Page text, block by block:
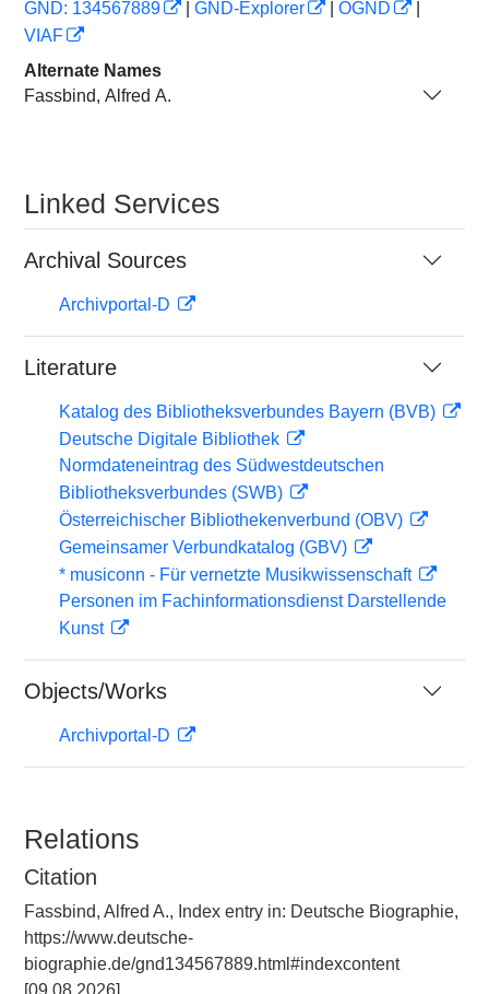
GND: 134567889
GND-Explorer OGND
VIAF
Alternate Names
Fassbind, Alfred A.
Linked Services
Archival Sources
Archivportal-D
Literature
Katalog des Bibliotheksverbundes Bayern (BVB)
Deutsche Digitale Bibliothek
Normdateneintrag des Südwestdeutschen
Bibliotheksverbundes (SWB)
Österreichischer Bibliothekenverbund (OBV)
Gemeinsamer Verbundkatalog (GBV)
* musiconn - Für vernetzte Musikwissenschaft
Personen im Fachinformationsdienst Darstellende
Kunst
Objects/Works
Archivportal-D
Relations
Citation
Fassbind, Alfred A., Index entry in: Deutsche Biographie,
https://www.deutsche-
biographie.de/gnd134567889.html#indexcontent
[09.08.2026].